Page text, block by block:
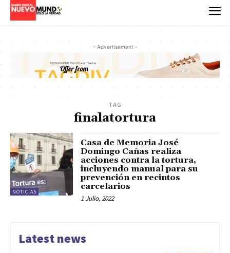
- Advertisement -
TAG
finalatortura
NOTICIAS
Casa de Memoria José
Domingo Cañas realiza
acciones contra la tortura,
incluyendo manual para su
prevención en recintos
carcelarios
1 Julio, 2022
Latest news